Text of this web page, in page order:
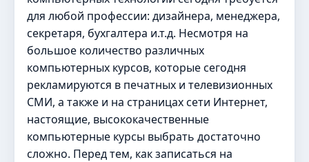
для любой профессии: дизайнера, менеджера,
секретаря, бухгалтера и.т.д. Несмотря на
большое количество различных
компьютерных курсов, которые сегодня
рекламируются в печатных и телевизионных
СМИ, а также и на страницах сети Интернет,
настоящие, высококачественные
компьютерные курсы выбрать достаточно
сложно. Перед тем, как записаться на